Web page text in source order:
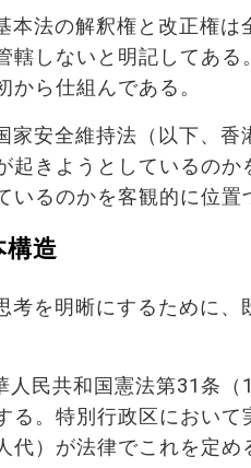
本法の解釈権と改正権
轄しないと明記してあ
から仕組んである。
家安全維持法（以下、
起きようとしているの
いるのかを客観的に位置
造
考を明晰にするために、
人民共和国憲法第31条（
る。特別行政区におい
代）が法律でこれを定め